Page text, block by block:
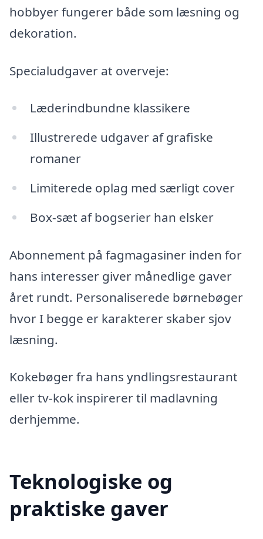
hobbyer fungerer både som læsning og
dekoration.
Specialudgaver at overveje:
Læderindbundne klassikere
Illustrerede udgaver af grafiske
romaner
Limiterede oplag med særligt cover
Box-sæt af bogserier han elsker
Abonnement på fagmagasiner inden for
hans interesser giver månedlige gaver
året rundt. Personaliserede børnebøger
hvor I begge er karakterer skaber sjov
læsning.
Kokebøger fra hans yndlingsrestaurant
eller tv-kok inspirerer til madlavning
derhjemme.
Teknologiske og
praktiske gaver